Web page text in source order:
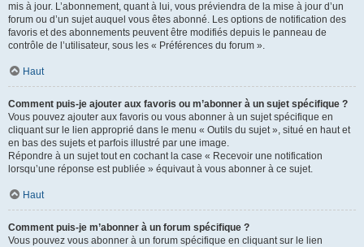
mis à jour. L’abonnement, quant à lui, vous préviendra de la mise à jour d’un
forum ou d’un sujet auquel vous êtes abonné. Les options de notification des
favoris et des abonnements peuvent être modifiés depuis le panneau de
contrôle de l’utilisateur, sous les « Préférences du forum ».
Haut
Comment puis-je ajouter aux favoris ou m’abonner à un sujet spécifique ?
Vous pouvez ajouter aux favoris ou vous abonner à un sujet spécifique en
cliquant sur le lien approprié dans le menu « Outils du sujet », situé en haut et
en bas des sujets et parfois illustré par une image.
Répondre à un sujet tout en cochant la case « Recevoir une notification
lorsqu’une réponse est publiée » équivaut à vous abonner à ce sujet.
Haut
Comment puis-je m’abonner à un forum spécifique ?
Vous pouvez vous abonner à un forum spécifique en cliquant sur le lien